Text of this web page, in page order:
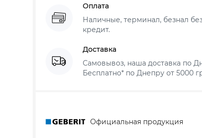
Оплата
Наличные, терминал, безнал
кредит.
Доставка
Самовывоз, наша доставка по
Бесплатно* по Днепру от 5000
Официальная продукция